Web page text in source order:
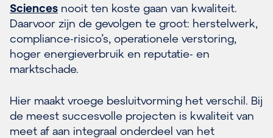
Sciences nooit ten koste gaan van kwaliteit.
Daarvoor zijn de gevolgen te groot: herstelwerk,
compliance-risico’s, operationele verstoring,
hoger energieverbruik en reputatie- en
marktschade.
Hier maakt vroege besluitvorming het verschil. Bij
de meest succesvolle projecten is kwaliteit van
meet af aan integraal onderdeel van het